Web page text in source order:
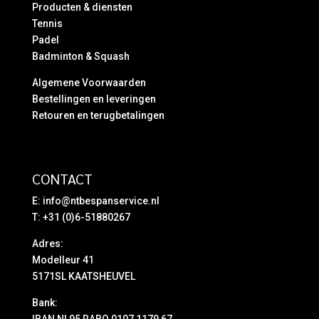
Producten & diensten
Tennis
Padel
Badminton & Squash
Algemene Voorwaarden
Bestellingen en leveringen
Retouren en terugbetalingen
CONTACT
E: info@ntbespanservice.nl
T: +31 (0)6-51880267
Adres:
Modelleur 41
5171SL KAATSHEUVEL
Bank: